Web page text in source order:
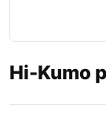
Hi-Kumo